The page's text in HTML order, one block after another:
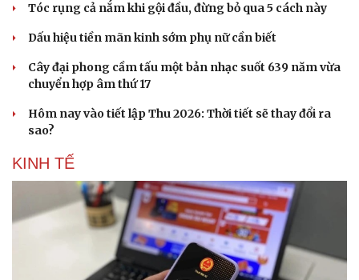
Tóc rụng cả nắm khi gội đầu, đừng bỏ qua 5 cách này
Dấu hiệu tiền mãn kinh sớm phụ nữ cần biết
Cây đại phong cầm tấu một bản nhạc suốt 639 năm vừa
chuyển hợp âm thứ 17
Hôm nay vào tiết lập Thu 2026: Thời tiết sẽ thay đổi ra
sao?
KINH TẾ